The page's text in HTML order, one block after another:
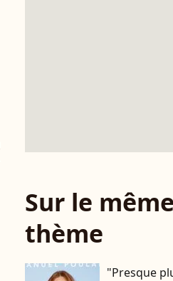
Sur le même
thème
"Presque